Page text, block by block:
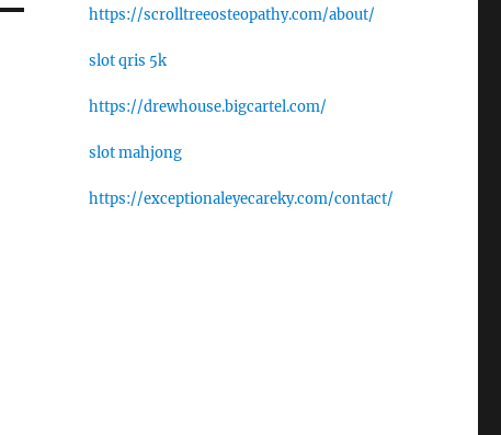
https://scrolltreeosteopathy.com/about/
slot qris 5k
https://drewhouse.bigcartel.com/
slot mahjong
https://exceptionaleyecareky.com/contact/